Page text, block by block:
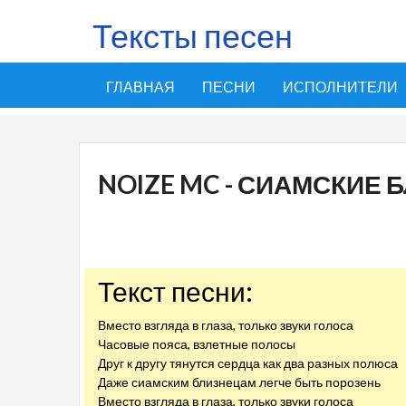
Тексты песен
ГЛАВНАЯ ПЕСНИ ИСПОЛНИТЕЛИ
NOIZE MC - СИАМСКИЕ
Текст песни:
Вместо взгляда в глаза, только звуки голоса
Часовые пояса, взлетные полосы
Друг к другу тянутся сердца как два разных полюса
Даже сиамским близнецам легче быть порозень
Вместо взгляда в глаза, только звуки голоса